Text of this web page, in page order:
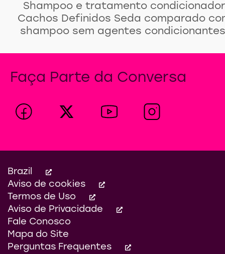
Shampoo e tratamento condicionador
Cachos Definidos Seda comparado
shampoo sem agentes
Faça Parte da Conversa
Brazil
Aviso de cookies
Termos de Uso
Aviso de Privacidade
Definições de Cookies
Fale Conosco
Mapa do Site